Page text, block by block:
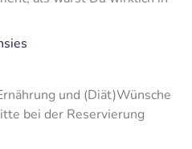
und (Diät)Wünsche
bei der Reservierung